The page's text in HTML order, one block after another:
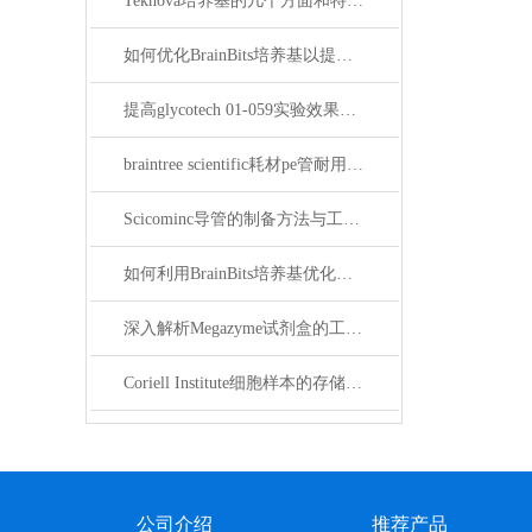
如何优化BrainBits培养基以提高实验效果？
提高glycotech 01-059实验效果的方法
braintree scientific耗材pe管耐用、安全、精确的实验室耗材
Scicominc导管的制备方法与工艺流程解析
如何利用BrainBits培养基优化神经细胞的培养条件
深入解析Megazyme试剂盒的工作原理与优势
Coriell Institute细胞样本的存储与处理
公司介绍 推荐产品